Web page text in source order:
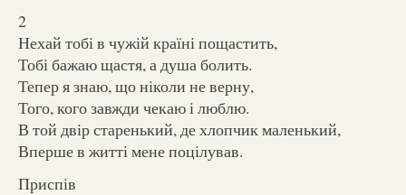
2
Нехай тобі в чужій країні пощастить,
Тобі бажаю щастя, а душа болить.
Тепер я знаю, що ніколи не верну,
Того, кого завжди чекаю і люблю.
В той двір старенький, де хлопчик маленький,
Вперше в житті мене поцілував.
Приспів